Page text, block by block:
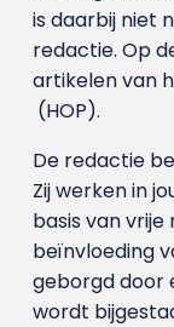
is daarbij niet
redactie. Op
artikelen van
(HOP).
De redactie
Zij werken in
basis van vrije
beïnvloeding
geborgd door
wordt